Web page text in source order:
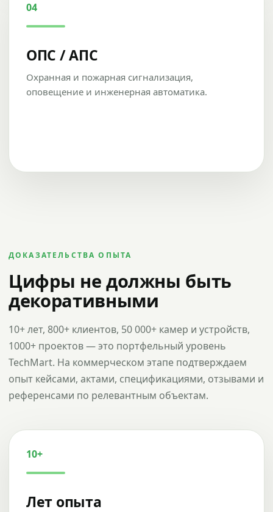
04
ОПС / АПС
Охранная и пожарная сигнализация,
оповещение и инженерная автоматика.
ДОКАЗАТЕЛЬСТВА ОПЫТА
Цифры не должны быть
декоративными
10+ лет, 800+ клиентов, 50 000+ камер и устройств,
1000+ проектов — это портфельный уровень
TechMart. На коммерческом этапе подтверждаем
опыт кейсами, актами, спецификациями, отзывами и
референсами по релевантным объектам.
10+
Лет опыта